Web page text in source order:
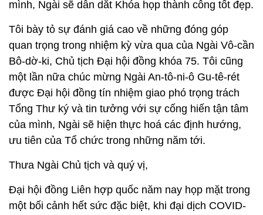
mình, Ngài sẽ dẫn dắt Khóa họp thành công tốt đẹp.
Tôi bày tỏ sự đánh giá cao về những đóng góp
quan trọng trong nhiệm kỳ vừa qua của Ngài Vô-cần
Bô-dờ-ki, Chủ tịch Đại hội đồng khóa 75. Tôi cũng
một lần nữa chúc mừng Ngài An-tô-ni-ô Gu-tê-rét
được Đại hội đồng tín nhiệm giao phó trọng trách
Tổng Thư ký và tin tưởng với sự cống hiến tận tâm
của mình, Ngài sẽ hiện thực hoá các định hướng,
ưu tiên của Tổ chức trong những năm tới.
Thưa Ngài Chủ tịch và quý vị,
Đại hội đồng Liên hợp quốc năm nay họp mặt trong
một bối cảnh hết sức đặc biệt, khi đại dịch COVID-